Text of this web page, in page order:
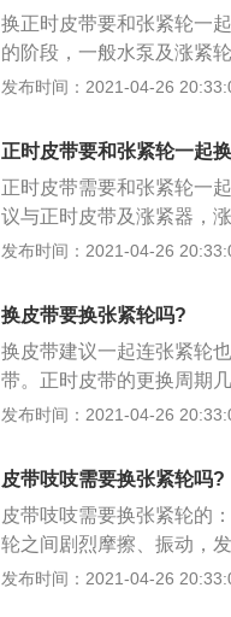
换正时皮带要和张紧轮一
的阶段，一般水泵及涨紧
用到8万公里，但是涨紧轮
保准一点，因为影响发动
发布时间：2021-04-26
正时皮带要和张紧轮一起
正时皮带需要和张紧轮一
议与正时皮带及涨紧器，
可能引起正时皮带损坏；2
了还版要花一次工时费，
后果：因为正时皮带是有
坏。那样费用会很高。因
发布时间：2021-04-26
换皮带要换张紧轮吗?
换皮带建议一起连张紧轮
带。正时皮带的更换周期
次；2、更换的同时，涨紧
而知；3、也不可能用两
相当于花了两次工时费，
下更换的。
发布时间：2021-04-26
皮带吱吱需要换张紧轮吗?
皮带吱吱需要换张紧轮的
轮之间剧烈摩擦、振动，
松动或老化，其中能导致
发布时间：2021-04-26